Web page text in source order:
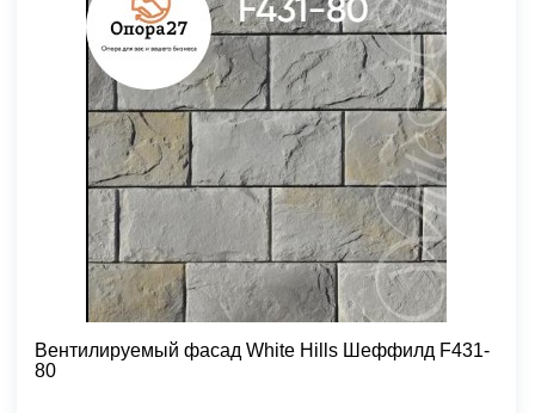
Вентилируемый фасад White Hills Шеффилд F431-
80